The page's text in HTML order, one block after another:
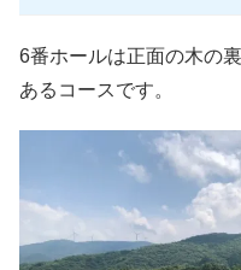
6番ホールは正面の木の
あるコースです。